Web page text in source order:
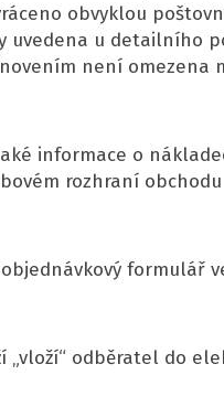
obvyklou
uvedena u detailního
není
informace o
rozhraní
formulář
„vloží“ odběratel do